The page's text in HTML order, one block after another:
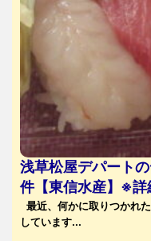
浅草松屋デパート
件【東信水産】※詳
最近、何かに取りつかれ
しています...